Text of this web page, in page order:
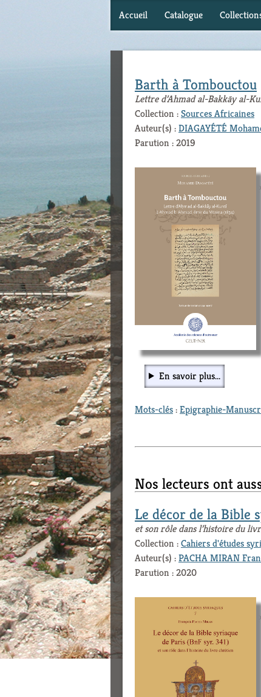
Accueil Catalogue
Barth à Tombouctou
Lettre d’Ahmad al-Bakkāy al-
Collection :Sources Africaines
Auteur(s) :DIAGAYÉTÉ
Parution : 2019
En savoir plus...
Mots-clés:Epigraphie-
Nos lecteurs ont
Le décor de la Bible
et son rôle dans l’histoire du
Collection :Cahiers d'études
Auteur(s) :PACHA MIRAN
Parution : 2020